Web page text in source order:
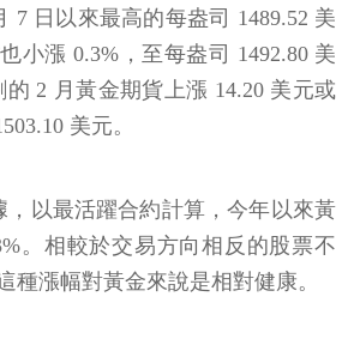
7 日以來最高的每盎司 1489.52 美
小漲 0.3%，至每盎司 1492.80 美
的 2 月黃金期貨上漲 14.20 美元或
美元。
，以最活躍合約計算，今年以來黃
。相較於交易方向相反的股票不
種漲幅對黃金來說是相對健康。